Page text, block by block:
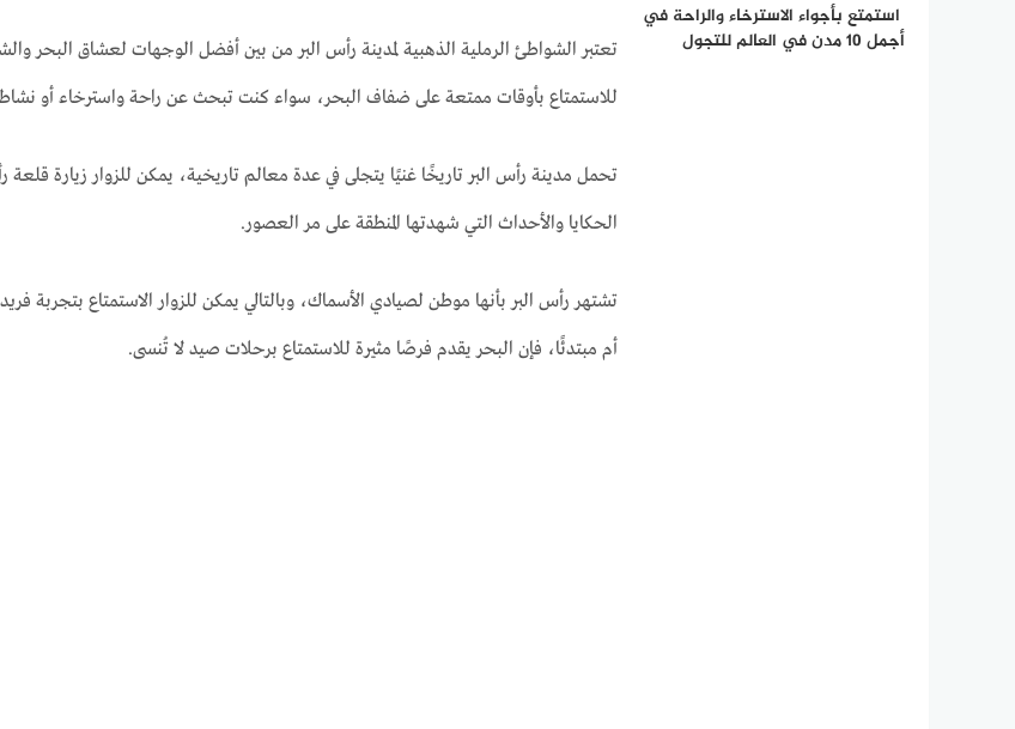
استمتع بأجواء الاسترخاء والراحة في
أجمل 10 مدن في العالم للتجول
تعتبر الشواطئ الرملية الذهبية لمدينة رأس البر من بين أفضل الوجهات لعشاق
للاستمتاع بأوقات ممتعة على ضفاف البحر، سواء كنت تبحث عن راحة واسترخاء أو
تحمل مدينة رأس البر تاريخًا غنيًا يتجلى في عدة معالم تاريخية، يمكن للزوار زيارة
الحكايا والأحداث التي شهدتها المنطقة على مر العصور.
تشتهر رأس البر بأنها موطن لصيادي الأسماك، وبالتالي يمكن للزوار الاستمتاع بتجربة
أم مبتدئًا، فإن البحر يقدم فرصًا مثيرة للاستمتاع برحلات صيد لا تُنسى.